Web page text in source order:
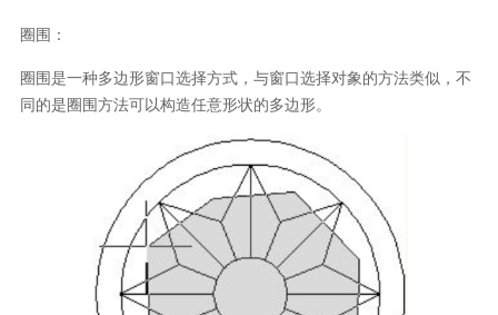
圈围：
圈围是一种多边形窗口选择方式，与窗口选择对象的方法类似，不
同的是圈围方法可以构造任意形状的多边形。